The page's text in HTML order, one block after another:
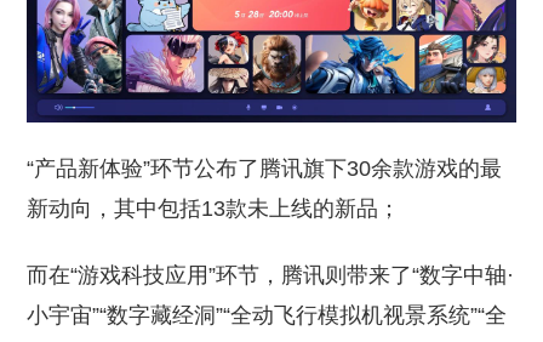
“产品新体验”环节公布了腾讯旗下30余款游戏的最
新动向，其中包括13款未上线的新品；
而在“游戏科技应用”环节，腾讯则带来了“数字中轴·
小宇宙”“数字藏经洞”“全动飞行模拟机视景系统”“全